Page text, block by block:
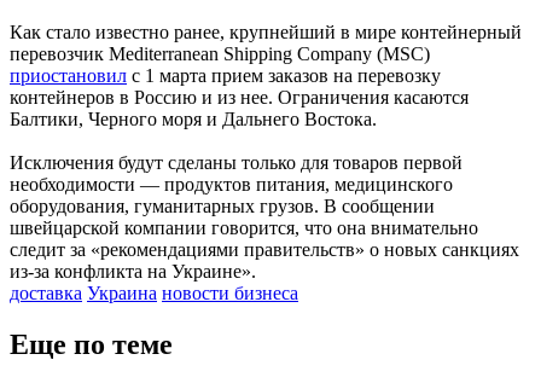
Как стало известно ранее, крупнейший в мире контейнерный
перевозчик Mediterranean Shipping Company (MSC)
приостановил с 1 марта прием заказов на перевозку
контейнеров в Россию и из нее. Ограничения касаются
Балтики, Черного моря и Дальнего Востока.
Исключения будут сделаны только для товаров первой
необходимости — продуктов питания, медицинского
оборудования, гуманитарных грузов. В сообщении
швейцарской компании говорится, что она внимательно
следит за «рекомендациями правительств» о новых санкциях
из-за конфликта на Украине».
доставка Украина новости бизнеса
Еще по теме